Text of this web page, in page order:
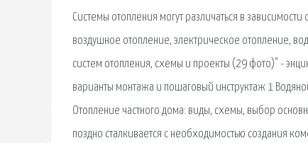
Системы отопления могут различаться в
воздушное отопление, электрическое отопление,
систем отопления, схемы и проекты (29 фото)" -
варианты монтажа и пошаговый инструктаж 1
Отопление частного дома: виды, схемы, выбор
поздно сталкивается с необходимостью создания